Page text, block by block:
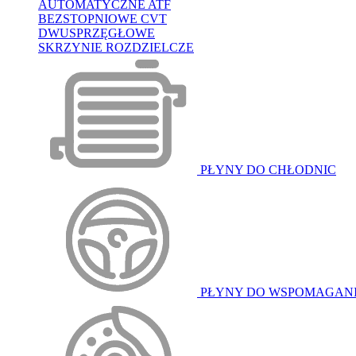
AUTOMATYCZNE ATF
BEZSTOPNIOWE CVT
DWUSPRZĘGŁOWE
SKRZYNIE ROZDZIELCZE
PŁYNY DO CHŁODNIC
PŁYNY DO